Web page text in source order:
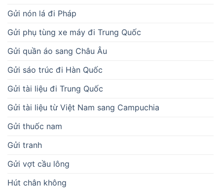
Gửi nón lá đi Pháp
Gửi phụ tùng xe máy đi Trung Quốc
Gửi quần áo sang Châu Âu
Gửi sáo trúc đi Hàn Quốc
Gửi tài liệu đi Trung Quốc
Gửi tài liệu từ Việt Nam sang Campuchia
Gửi thuốc nam
Gửi tranh
Gửi vợt cầu lông
Hút chân không